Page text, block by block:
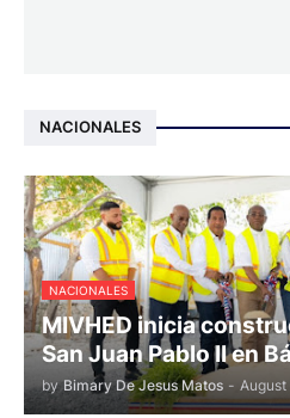
NACIONALES
NACIONALES
MIVHED inicia
San Juan Pablo II en
by Bimary De Jesus Matos -